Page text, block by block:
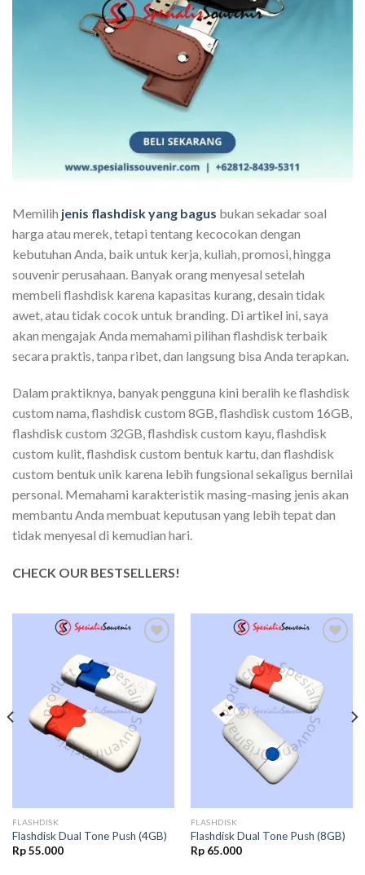
Memilih jenis flashdisk yang bagus bukan sekadar soal
harga atau merek, tetapi tentang kecocokan dengan
kebutuhan Anda, baik untuk kerja, kuliah, promosi, hingga
souvenir perusahaan. Banyak orang menyesal setelah
membeli flashdisk karena kapasitas kurang, desain tidak
awet, atau tidak cocok untuk branding. Di artikel ini, saya
akan mengajak Anda memahami pilihan flashdisk terbaik
secara praktis, tanpa ribet, dan langsung bisa Anda terapkan.
Dalam praktiknya, banyak pengguna kini beralih ke flashdisk
custom nama, flashdisk custom 8GB, flashdisk custom 16GB,
flashdisk custom 32GB, flashdisk custom kayu, flashdisk
custom kulit, flashdisk custom bentuk kartu, dan flashdisk
custom bentuk unik karena lebih fungsional sekaligus bernilai
personal. Memahami karakteristik masing-masing jenis akan
membantu Anda membuat keputusan yang lebih tepat dan
tidak menyesal di kemudian hari.
CHECK OUR BESTSELLERS!
Add to
wishlist
FLASHDISK
Flashdisk Dual Tone Push (4GB)
Rp55.000
Add to
wishlist
FLASHDISK
Flashdisk Dual Tone Push (8GB)
Rp65.000